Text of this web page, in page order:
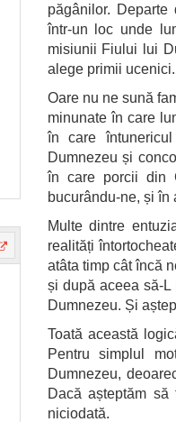
păgânilor.
într-un loc unde
misiunii Fiului lui
alege primii ucenici.
Oare nu ne sună
minunate în care
în care
Dumnezeu și
în care porcii din
bucurându-ne, și
Multe dintre
realități
atâta timp cât încă
și după aceea să-L
Dumnezeu. Și
Toată această
Pentru simplul
Dumnezeu,
Dacă așteptăm
niciodată.